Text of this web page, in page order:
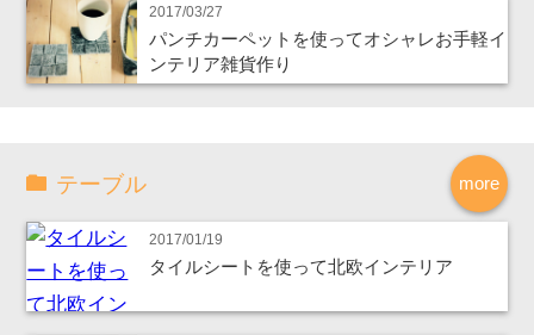
2017/03/27
パンチカーペットを使ってオシャレお手軽イ
ンテリア雑貨作り
more
テーブル
2017/01/19
タイルシートを使って北欧インテリア